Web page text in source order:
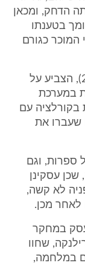
בחשיבותה (30%) הייתה הדחק, ומכאן
בטענתו
המוכר כגורם
המאמר השני עליו הסתמך המומחה (נ/2), הצביע על
במערכת
בקורלציה עם
שעברו את
ספרות, וגם
עסקינן
לא קשה,
שצירף המומחה (נ/3) עסק במחקר
בגילאים 10-16 בסרילנקה, שחוו
במלחמה,